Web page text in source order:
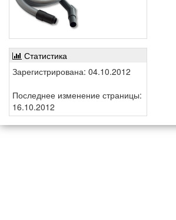
Статистика
Зарегистрирована: 04.10.2012
Последнее изменение страницы:
16.10.2012